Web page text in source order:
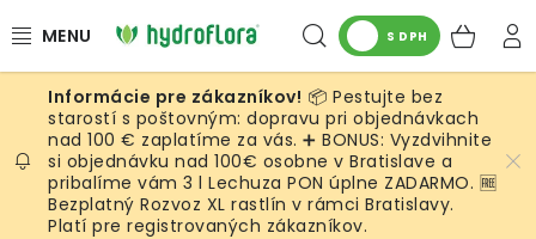
na
Hľadať
S DPH
RASTLINY
UMELÉ RASTLINY
KVETINÁČE
📦 Pestujte bez
starostí s poštovným: dopravu pri objednávkach
nad 100 € zaplatíme za vás. ➕ BONUS: Vyzdvihnite
si objednávku nad 100€ osobne v Bratislave a
pribalíme vám 3 l Lechuza PON úplne ZADARMO. 🆓
Bezplatný Rozvoz XL rastlín v rámci Bratislavy.
Platí pre registrovaných zákazníkov.